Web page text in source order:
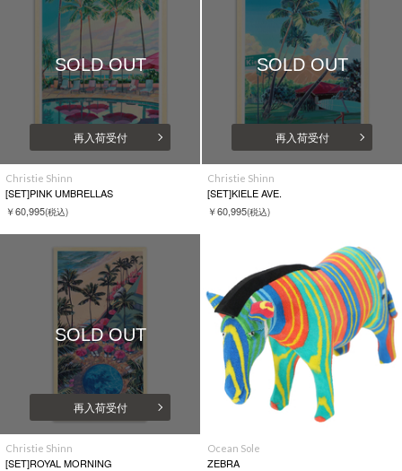
SOLD OUT
再入荷受付
Christie Shinn
[SET]PINK UMBRELLAS
￥60,995(税込)
SOLD OUT
再入荷受付
Christie Shinn
[SET]KIELE AVE.
￥60,995(税込)
SOLD OUT
再入荷受付
Christie Shinn
[SET]ROYAL MORNING
Ocean Sole
ZEBRA